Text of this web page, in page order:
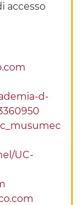
accesso
d-
UC-